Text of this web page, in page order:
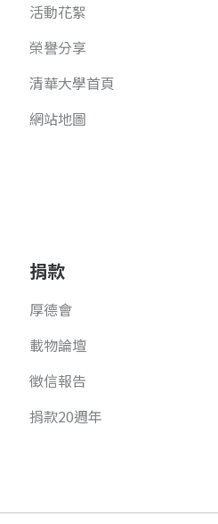
活動花絮
榮譽分享
清華大學首頁
網站地圖
捐款
厚德會
載物論壇
徵信報告
捐款20週年